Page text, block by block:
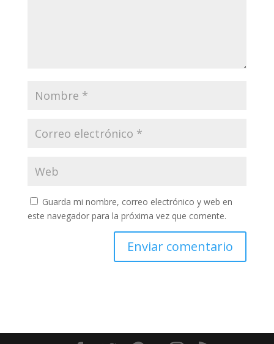
Guarda mi nombre, correo electrónico y web en
este navegador para la próxima vez que comente.